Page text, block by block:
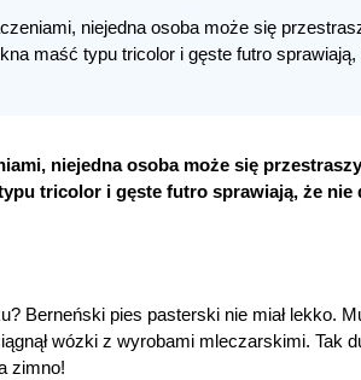
niejedna osoba może się
maść typu tricolor i gęste futro
niejedna osoba może się
tricolor i gęste futro sprawiają, że nie
Berneński pies pasterski nie miał lekko.
wózki z wyrobami mleczarskimi. Tak
zimno!